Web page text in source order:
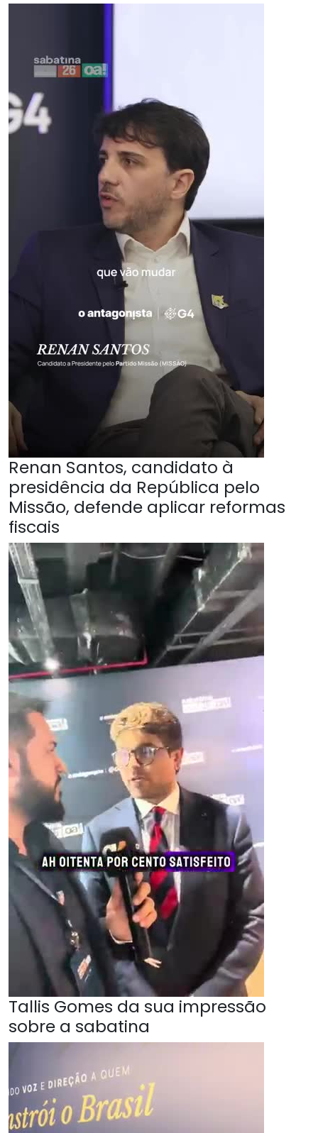
Renan Santos, candidato à
presidência da República pelo
Missão, defende aplicar reformas
fiscais
Tallis Gomes da sua impressão
sobre a sabatina